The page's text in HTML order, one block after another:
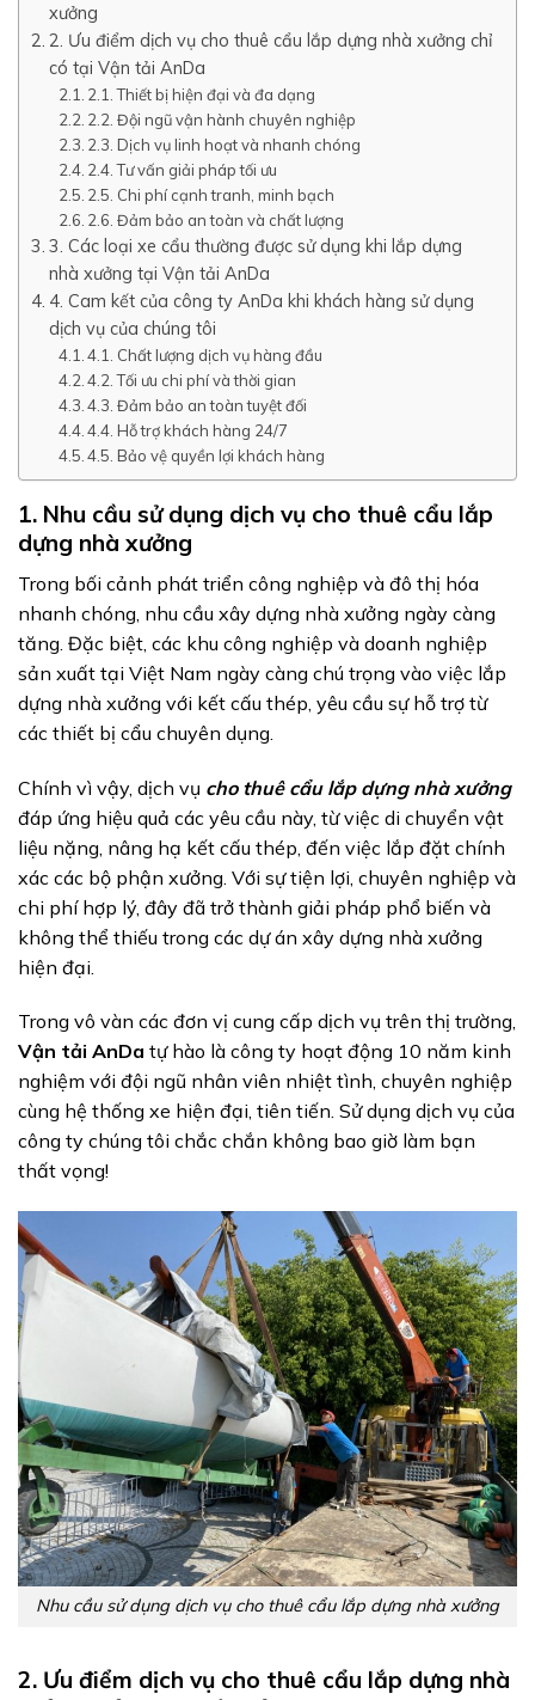
xưởng
2. Ưu điểm dịch vụ cho thuê cẩu lắp dựng nhà xưởng chỉ
có tại Vận tải AnDa
2.1. Thiết bị hiện đại và đa dạng
2.2. Đội ngũ vận hành chuyên nghiệp
2.3. Dịch vụ linh hoạt và nhanh chóng
2.4. Tư vấn giải pháp tối ưu
2.5. Chi phí cạnh tranh, minh bạch
2.6. Đảm bảo an toàn và chất lượng
3. Các loại xe cẩu thường được sử dụng khi lắp dựng
nhà xưởng tại Vận tải AnDa
4. Cam kết của công ty AnDa khi khách hàng sử dụng
dịch vụ của chúng tôi
4.1. Chất lượng dịch vụ hàng đầu
4.2. Tối ưu chi phí và thời gian
4.3. Đảm bảo an toàn tuyệt đối
4.4. Hỗ trợ khách hàng 24/7
4.5. Bảo vệ quyền lợi khách hàng
1. Nhu cầu sử dụng dịch vụ cho thuê cẩu lắp
dựng nhà xưởng
Trong bối cảnh phát triển công nghiệp và đô thị hóa
nhanh chóng, nhu cầu xây dựng nhà xưởng ngày càng
tăng. Đặc biệt, các khu công nghiệp và doanh nghiệp
sản xuất tại Việt Nam ngày càng chú trọng vào việc lắp
dựng nhà xưởng với kết cấu thép, yêu cầu sự hỗ trợ từ
các thiết bị cẩu chuyên dụng.
Chính vì vậy, dịch vụ cho thuê cẩu lắp dựng nhà xưởng
đáp ứng hiệu quả các yêu cầu này, từ việc di chuyển vật
liệu nặng, nâng hạ kết cấu thép, đến việc lắp đặt chính
xác các bộ phận xưởng. Với sự tiện lợi, chuyên nghiệp và
chi phí hợp lý, đây đã trở thành giải pháp phổ biến và
không thể thiếu trong các dự án xây dựng nhà xưởng
hiện đại.
Trong vô vàn các đơn vị cung cấp dịch vụ trên thị trường,
Vận tải AnDa tự hào là công ty hoạt động 10 năm kinh
nghiệm với đội ngũ nhân viên nhiệt tình, chuyên nghiệp
cùng hệ thống xe hiện đại, tiên tiến. Sử dụng dịch vụ của
công ty chúng tôi chắc chắn không bao giờ làm bạn
thất vọng!
Nhu cầu sử dụng dịch vụ cho thuê cẩu lắp dựng nhà xưởng
2. Ưu điểm dịch vụ cho thuê cẩu lắp dựng nhà